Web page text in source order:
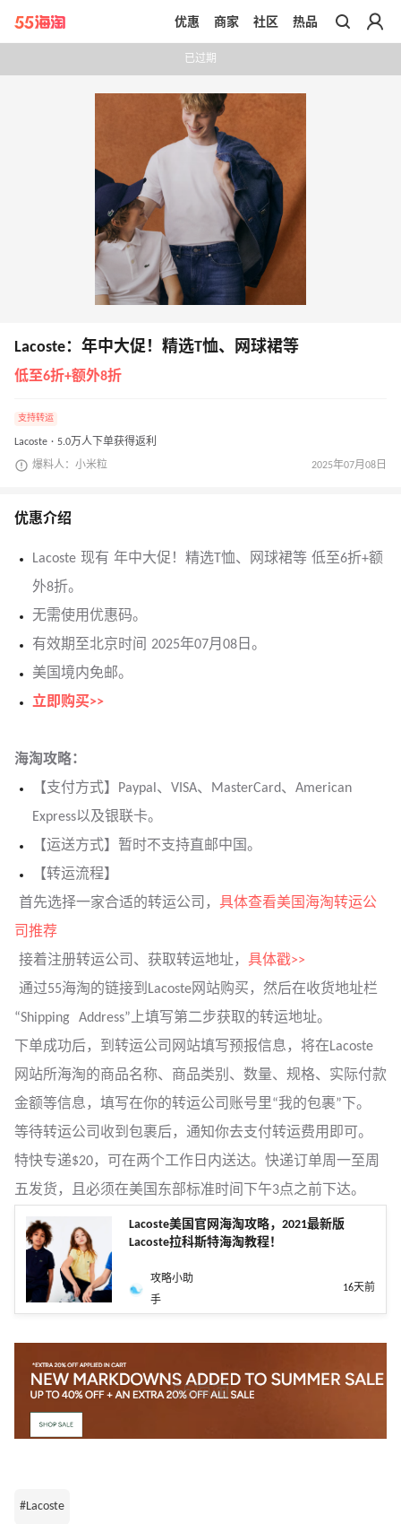
带你去官网买正品
优惠 商家 社区 热品
已过期
Lacoste：年中大促！精选T恤、网球裙等
低至6折+额外8折
支持转运
Lacoste · 5.0万人下单获得返利
爆料人：小米粒 2025年07月08日
优惠介绍
Lacoste 现有 年中大促！精选T恤、网球裙等 低至6折+额
外8折。
无需使用优惠码。
有效期至北京时间 2025年07月08日。
美国境内免邮。
立即购买>>
海淘攻略：
【支付方式】Paypal、VISA、MasterCard、American
Express以及银联卡。
【运送方式】暂时不支持直邮中国。
【转运流程】
首先选择一家合适的转运公司， 具体查看美国海淘转运公
司推荐
接着注册转运公司、获取转运地址， 具体戳>>
通过55海淘的链接到Lacoste网站购买，然后在收货地址栏
“Shipping Address”上填写第二步获取的转运地址。
下单成功后，到转运公司网站填写预报信息，将在Lacoste
网站所海淘的商品名称、商品类别、数量、规格、实际付款
金额等信息，填写在你的转运公司账号里“我的包裹”下。
等待转运公司收到包裹后，通知你去支付转运费用即可。
特快专递$20，可在两个工作日内送达。快递订单周一至周
五发货，且必须在美国东部标准时间下午3点之前下达。
Lacoste美国官网海淘攻略，2021最新版
Lacoste拉科斯特海淘教程！
攻略小助
手
16天前
#Lacoste